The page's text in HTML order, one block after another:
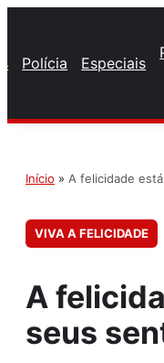
Polícia Especiais
Início » A felicidade
VIVA A FELICIDADE
A
seus